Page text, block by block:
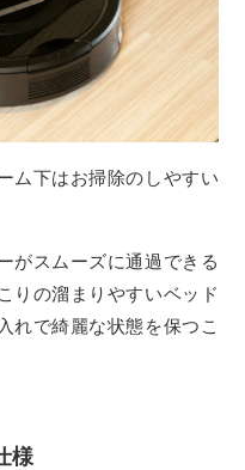
ム下はお掃除のしやすい
がスムーズに通過できる
りの溜まりやすいベッド
れで綺麗な状態を保つこ
様